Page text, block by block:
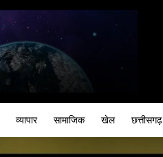
व्यापार सामाजिक खेल छत्तीसगढ़